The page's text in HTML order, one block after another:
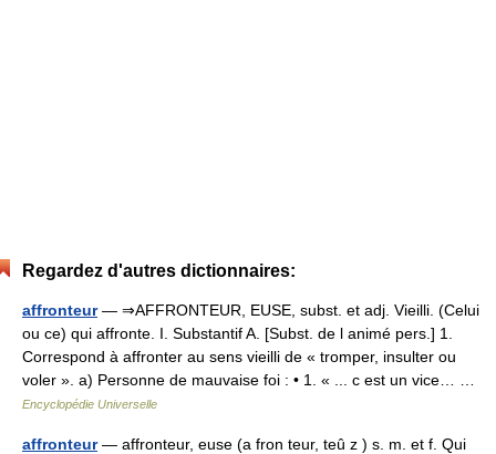
Regardez d'autres dictionnaires:
affronteur— ⇒AFFRONTEUR, EUSE, subst. et adj. Vieilli. (Celui
ou ce) qui affronte. I. Substantif A. [Subst. de l animé pers.] 1.
Correspond à affronter au sens vieilli de « tromper, insulter ou
voler ». a) Personne de mauvaise foi : • 1. « ... c est un vice… …
Encyclopédie Universelle
affronteur— affronteur, euse (a fron teur, teû z ) s. m. et f. Qui